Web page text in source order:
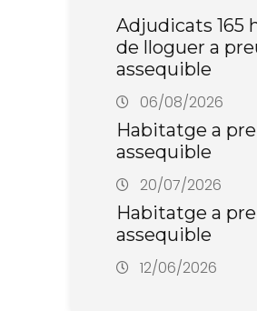
Adjudicats 165
de lloguer a
assequible
06/08/2026
Habitatge a
assequible
20/07/2026
Habitatge a
assequible
12/06/2026